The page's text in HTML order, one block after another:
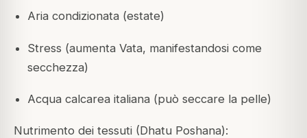
Aria condizionata (estate)
Stress (aumenta Vata, manifestandosi come
secchezza)
Acqua calcarea italiana (può seccare la pelle)
Nutrimento dei tessuti (Dhatu Poshana):